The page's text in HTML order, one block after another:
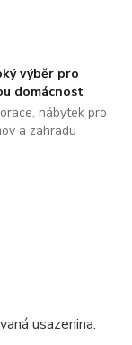
výběr pro
domácnost
nábytek pro
a zahradu
usazenina.